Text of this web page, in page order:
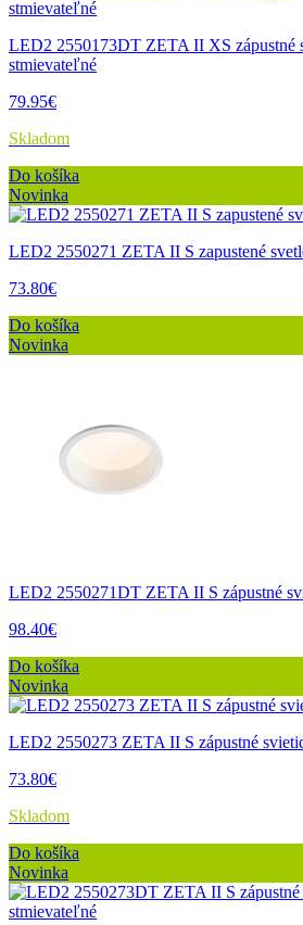
LED2 2550173DT ZETA II XS zápustné
stmievateľné
79.95€
Skladom
Do košíka
Novinka
LED2 2550271 ZETA II S zapustené
73.80€
Do košíka
Novinka
LED2 2550271DT ZETA II S zápustné
98.40€
Do košíka
Novinka
LED2 2550273 ZETA II S zápustné
73.80€
Skladom
Do košíka
Novinka